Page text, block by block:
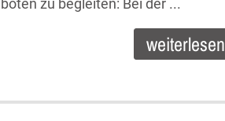
zu begleiten: Bei der ...
weiterlesen